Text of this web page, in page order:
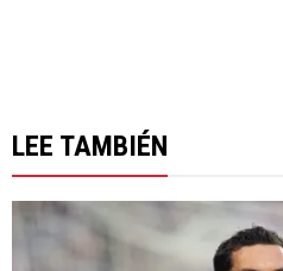
LEE TAMBIÉN